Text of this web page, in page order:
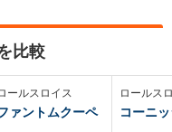
比較
ールスロイス
ァントムクーペ
ロールス
コーニ